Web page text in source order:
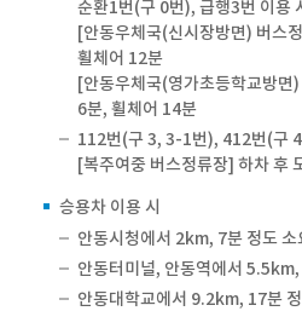
순환1번(구 0번), 급행3번 이용
[안동우체국(신시장방면) 버스
휠체어 12분
[안동우체국(영가초등학교방면
6분, 휠체어 14분
112번(구 3, 3-1번), 412번(구
[복주여중 버스정류장] 하차 후
승용차 이용 시
안동시청에서 2km, 7분 정도 소
안동터미널, 안동역에서
안동대학교에서 9.2km, 17분